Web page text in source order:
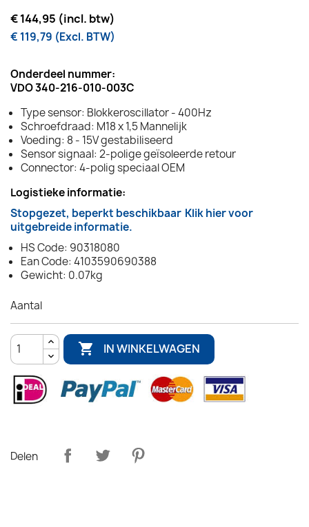
€ 144,95 (incl. btw)
€ 119,79 (Excl. BTW)
Onderdeel nummer:
VDO 340-216-010-003C
Type sensor: Blokkeroscillator - 400Hz
Schroefdraad: M18 x 1,5 Mannelijk
Voeding: 8 - 15V gestabiliseerd
Sensor signaal: 2-polige geïsoleerde retour
Connector: 4-polig speciaal OEM
Logistieke informatie:
Stopgezet, beperkt beschikbaar Klik hier voor
uitgebreide informatie.
HS Code: 90318080
Ean Code: 4103590690388
Gewicht: 0.07kg
Aantal
 IN WINKELWAGEN
Delen